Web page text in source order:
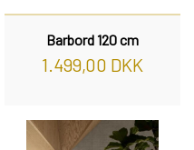
Barbord 120 cm
1.499,00 DKK